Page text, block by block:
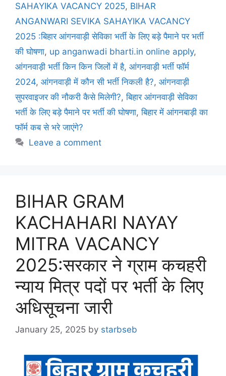
SAHAYIKA VACANCY 2025, BIHAR
ANGANWARI SEVIKA SAHAYIKA VACANCY
2025 :बिहार आंगनवाड़ी सेविका भर्ती के लिए बड़े पैमाने पर भर्ती
की घोषणा, up anganwadi bharti.in online apply,
आंगनवाड़ी भर्ती किन किन जिलों में है, आंगनवाड़ी भर्ती फॉर्म
2024, आंगनवाड़ी में कौन सी भर्ती निकली है?, आंगनवाड़ी
सुपरवाइजर की नौकरी कैसे मिलेगी?,बिहार आंगनवाड़ी सेविका
भर्ती के लिए बड़े पैमाने पर भर्ती की घोषणा,बिहार में आंगनबाड़ी का
फॉर्म कब से भरे जाएंगे?
Leave a comment
BIHAR GRAM
KACHAHARI NAYAY
MITRA VACANCY
2025:सरकार ने ग्राम कचहरी
न्याय मित्र पदों पर भर्ती के लिए
अधिसूचना जारी
January 25, 2025 by starbseb